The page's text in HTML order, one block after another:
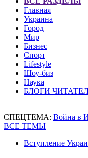
Главная
Украина
Город
Мир
Бизнес
Спорт
Lifestyle
Шоу-биз
Наука
БЛОГИ
СПЕЦТЕМА: Война в
ВСЕ ТЕМЫ
Вступление